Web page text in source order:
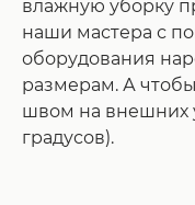
влажную уборку
наши мастера с
оборудования
размерам. А
швом на внешних
градусов).